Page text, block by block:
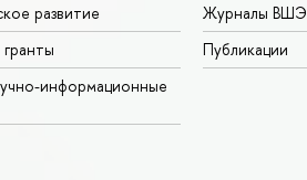
развитие
информационные
Журналы ВШЭ
Публикации